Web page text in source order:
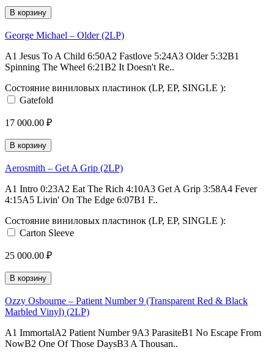
В корзину
George Michael – Older (2LP)
A1 Jesus To A Child 6:50A2 Fastlove 5:24A3 Older 5:32B1
Spinning The Wheel 6:21B2 It Doesn't Re..
Состояние виниловых пластинок (LP, EP, SINGLE ):
Gatefold
17 000.00 ₽
В корзину
Aerosmith – Get A Grip (2LP)
A1 Intro 0:23A2 Eat The Rich 4:10A3 Get A Grip 3:58A4 Fever
4:15A5 Livin' On The Edge 6:07B1 F..
Состояние виниловых пластинок (LP, EP, SINGLE ):
Carton Sleeve
25 000.00 ₽
В корзину
Ozzy Osbourne – Patient Number 9 (Transparent Red & Black
Marbled Vinyl) (2LP)
A1 ImmortalA2 Patient Number 9A3 ParasiteB1 No Escape From
NowB2 One Of Those DaysB3 A Thousan..